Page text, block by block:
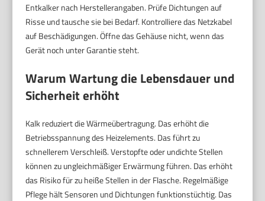
Entkalker nach Herstellerangaben. Prüfe Dichtungen auf
Risse und tausche sie bei Bedarf. Kontrolliere das Netzkabel
auf Beschädigungen. Öffne das Gehäuse nicht, wenn das
Gerät noch unter Garantie steht.
Warum Wartung die Lebensdauer und
Sicherheit erhöht
Kalk reduziert die Wärmeübertragung. Das erhöht die
Betriebsspannung des Heizelements. Das führt zu
schnellerem Verschleiß. Verstopfte oder undichte Stellen
können zu ungleichmäßiger Erwärmung führen. Das erhöht
das Risiko für zu heiße Stellen in der Flasche. Regelmäßige
Pflege hält Sensoren und Dichtungen funktionstüchtig. Das